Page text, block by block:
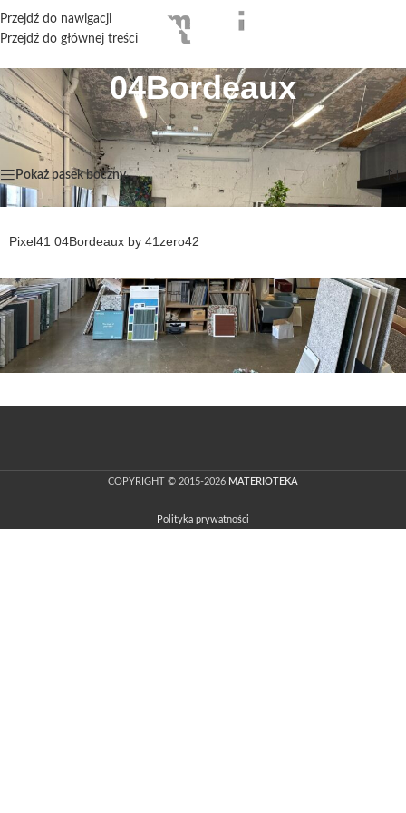
Przejdź do nawigacji
Przejdź do głównej treści
04Bordeaux
Strona główna /Produkty oznaczone “04Bordeaux”
Wyświetlanie jednego wyniku
Pokaż pasek boczny
Pixel41 04Bordeaux by 41zero42
COPYRIGHT © 2015-2026 MATERIOTEKA
Polityka prywatności